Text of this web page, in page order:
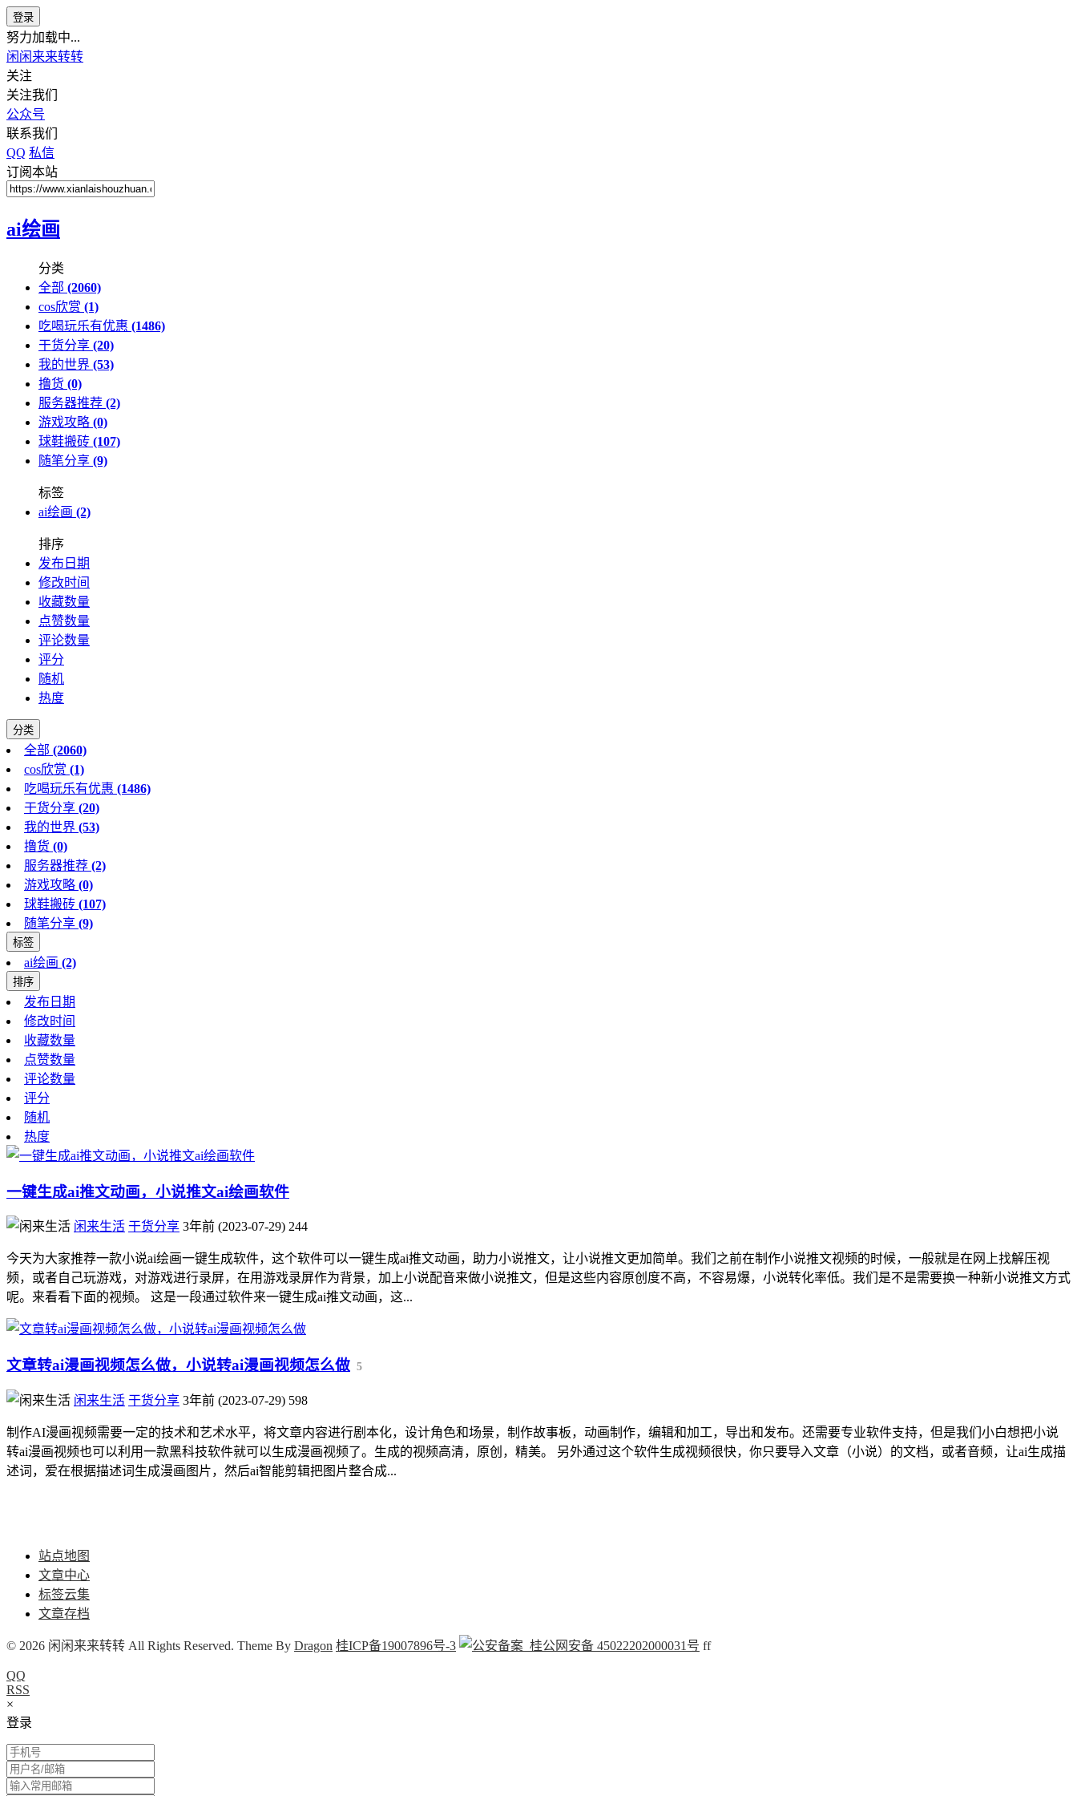
登录
努力加载中...
闲闲来来转转
关注
关注我们
公众号
联系我们
QQ 私信
订阅本站
ai绘画
分类
全部 (2060)
cos欣赏 (1)
吃喝玩乐有优惠 (1486)
干货分享 (20)
我的世界 (53)
撸货 (0)
服务器推荐 (2)
游戏攻略 (0)
球鞋搬砖 (107)
随笔分享 (9)
标签
ai绘画 (2)
排序
发布日期
修改时间
收藏数量
点赞数量
评论数量
评分
随机
热度
分类
全部 (2060)
cos欣赏 (1)
吃喝玩乐有优惠 (1486)
干货分享 (20)
我的世界 (53)
撸货 (0)
服务器推荐 (2)
游戏攻略 (0)
球鞋搬砖 (107)
随笔分享 (9)
标签
ai绘画 (2)
排序
发布日期
修改时间
收藏数量
点赞数量
评论数量
评分
随机
热度
一键生成ai推文动画，小说推文ai绘画软件
闲来生活 干货分享 3年前 (2023-07-29) 244
今天为大家推荐一款小说ai绘画一键生成软件，这个软件可以一键生成ai推文动画，助力小说推文，让小说推文更加简单。我们之前在制作小说推文视频的时候，一般就是在网上找解压视
频，或者自己玩游戏，对游戏进行录屏，在用游戏录屏作为背景，加上小说配音来做小说推文，但是这些内容原创度不高，不容易爆，小说转化率低。我们是不是需要换一种新小说推文方式
呢。来看看下面的视频。 这是一段通过软件来一键生成ai推文动画，这...
文章转ai漫画视频怎么做，小说转ai漫画视频怎么做 5
闲来生活 干货分享 3年前 (2023-07-29) 598
制作AI漫画视频需要一定的技术和艺术水平，将文章内容进行剧本化，设计角色和场景，制作故事板，动画制作，编辑和加工，导出和发布。还需要专业软件支持，但是我们小白想把小说
转ai漫画视频也可以利用一款黑科技软件就可以生成漫画视频了。生成的视频高清，原创，精美。 另外通过这个软件生成视频很快，你只要导入文章（小说）的文档，或者音频，让ai生成描
述词，爱在根据描述词生成漫画图片，然后ai智能剪辑把图片整合成...
站点地图
文章中心
标签云集
文章存档
© 2026 闲闲来来转转 All Rights Reserved. Theme By Dragon 桂ICP备19007896号-3 桂公网安备 45022202000031号 ff
QQ
RSS
×
登录